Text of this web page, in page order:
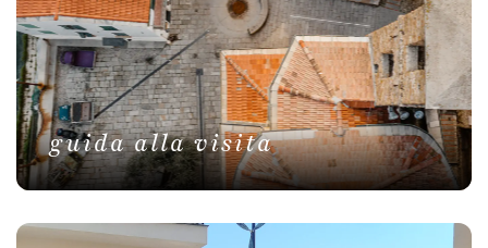
guida alla visita